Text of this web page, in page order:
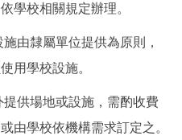
學校相關規定辦理。
由隸屬單位提供為原則，
用學校設施。
供場地或設施，需酌收費
由學校依機構需求訂定之。